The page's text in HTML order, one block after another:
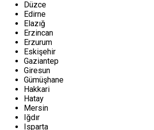
Düzce
Edirne
Elazığ
Erzincan
Erzurum
Eskişehir
Gaziantep
Giresun
Gümüşhane
Hakkari
Hatay
Mersin
Iğdır
Isparta